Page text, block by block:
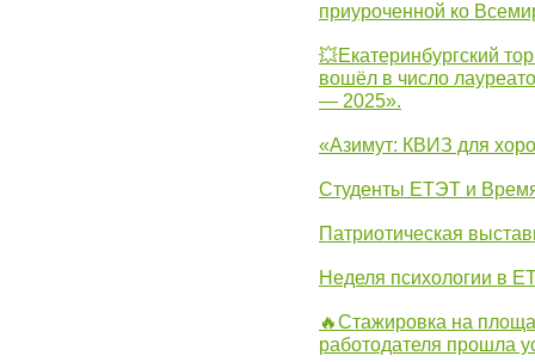
приуроченной ко
💥Екатеринбургский
вошёл в число
— 2025».
«Азимут: КВИЗ для
Студенты ЕТЭТ и
Патриотическая
Неделя психологии в
🔥Стажировка на
работодателя прошла